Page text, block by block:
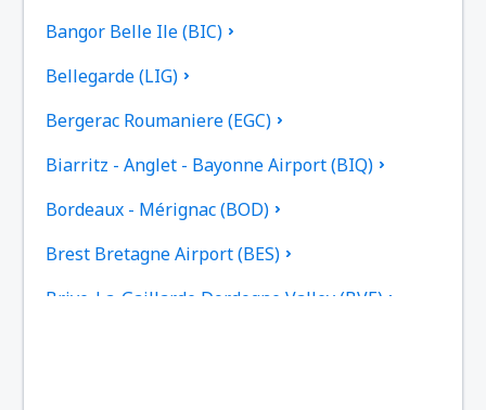
Bangor Belle Ile (BIC)
Bellegarde (LIG)
Bergerac Roumaniere (EGC)
Biarritz - Anglet - Bayonne Airport (BIQ)
Bordeaux - Mérignac (BOD)
Brest Bretagne Airport (BES)
Brive-La-Gaillarde Dordogne Valley (BVE)